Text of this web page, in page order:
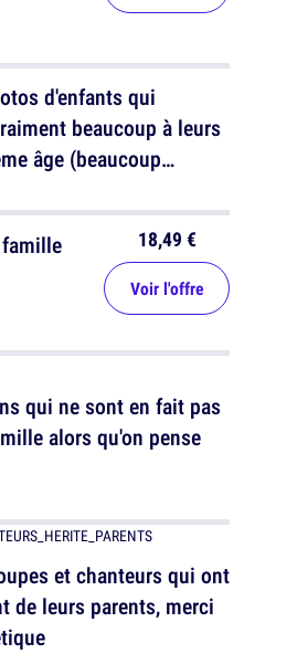
d'enfants qui
beaucoup à leurs
âge (beaucoup
18,49 €
Voir l'offre
qui ne sont en fait pas
alors qu'on pense
et chanteurs qui ont
de leurs parents, merci